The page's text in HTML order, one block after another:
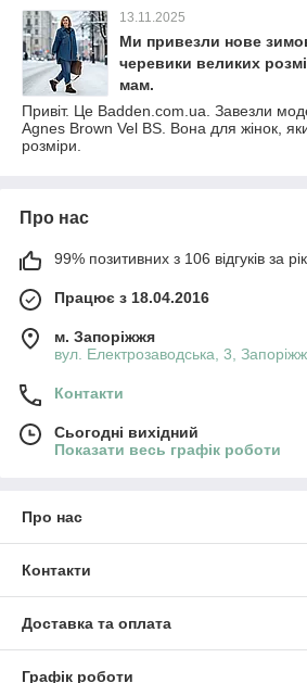
13.11.2025
Ми привезли нове
черевики великих
мам.
Привіт. Це Badden.com.ua. Завезли
Agnes Brown Vel BS. Вона для жінок,
розміри.
Про нас
99% позитивних з 106 відгуків за рік
Працює з 18.04.2016
м. Запоріжжя
вул. Електрозаводська, 3,
Контакти
Сьогодні вихідний
Показати весь графік роботи
Про нас
Контакти
Доставка та оплата
Графік роботи